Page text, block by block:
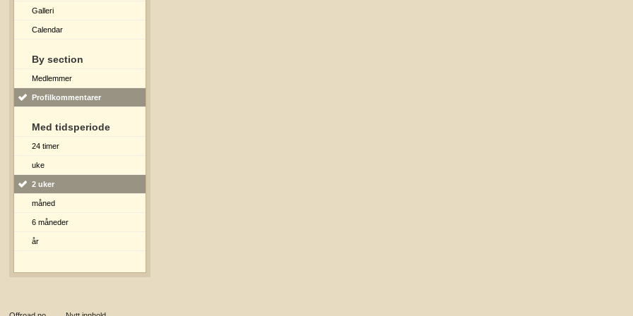
Galleri
Calendar
By section
Medlemmer
Profilkommentarer
Med tidsperiode
24 timer
uke
2 uker
måned
6 måneder
år